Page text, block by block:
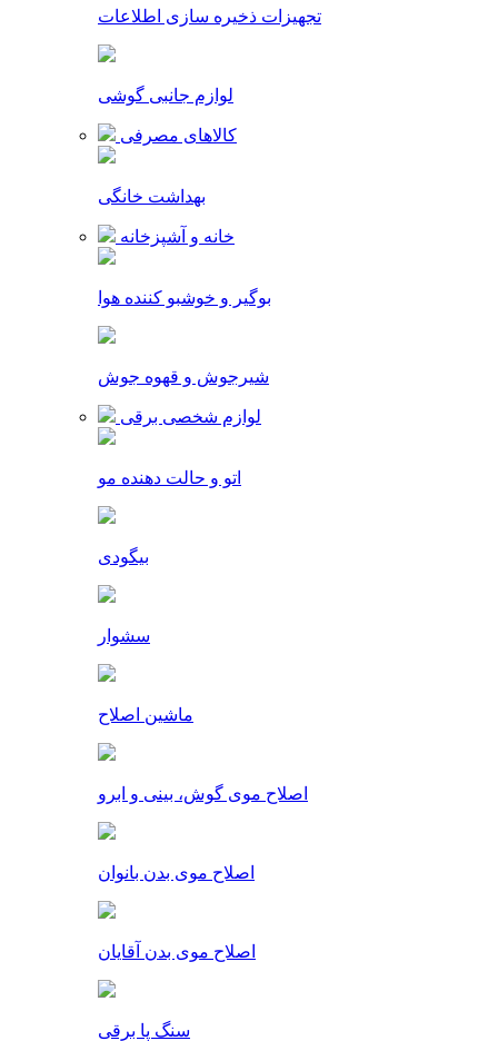
تجهیزات ذخیره سازی اطلاعات
لوازم جانبی گوشی
کالاهای مصرفی
بهداشت خانگی
خانه و آشپزخانه
بوگیر و خوشبو کننده هوا
شیرجوش و قهوه جوش
لوازم شخصی برقی
اتو و حالت دهنده مو
بیگودی
سشوار
ماشین اصلاح
اصلاح موی گوش، بینی و ابرو
اصلاح موی بدن بانوان
اصلاح موی بدن آقایان
سنگ پا برقی